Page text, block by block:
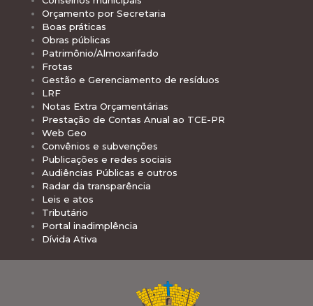
Orçamento por Secretaria
Boas práticas
Obras públicas
Patrimônio/Almoxarifado
Frotas
Gestão e Gerenciamento de resíduos
LRF
Notas Extra Orçamentárias
Prestação de Contas Anual ao TCE-PR
Web Geo
Convênios e subvenções
Publicações e redes sociais
Audiências Públicas e outros
Radar da transparência
Leis e atos
Tributário
Portal inadimplência
Dívida Ativa